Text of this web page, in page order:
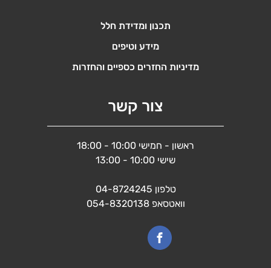
צור קשר
ראשון - חמישי 10:00 - 18:00
שישי 10:00 - 13:00
טלפון 04-8724245
וואטסאפ054-8320138
תכנון ומדידת חלל
מידע וטיפים
מדיניות החזרים כספיים והחזרות